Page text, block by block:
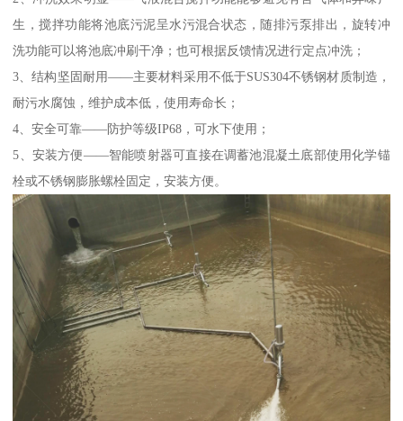
生，搅拌功能将池底污泥呈水污混合状态，随排污泵排出，旋转冲
洗功能可以将池底冲刷干净；也可根据反馈情况进行定点冲洗；
3、结构坚固耐用——主要材料采用不低于SUS304不锈钢材质制造，
耐污水腐蚀，维护成本低，使用寿命长；
4、安全可靠——防护等级IP68，可水下使用；
5、安装方便——智能喷射器可直接在调蓄池混凝土底部使用化学锚
栓或不锈钢膨胀螺栓固定，安装方便。